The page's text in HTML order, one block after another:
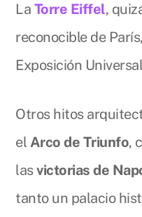
La Torre Eiffel,
reconocible de
Exposición
Otros hitos
el Arco de Triunfo,
lasvictorias de
tanto un palacio